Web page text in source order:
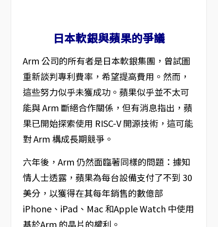
日本軟銀與蘋果的爭議
Arm 公司的所有者是日本軟銀集團，曾試圖
重新談判專利費率，希望提高費用。然而，
這些努力似乎未獲成功。蘋果似乎並不太可
能與 Arm 斷絕合作關係，但有消息指出，蘋
果已開始探索使用 RISC-V 開源技術，這可能
對 Arm 構成長期競爭。
六年後，Arm 仍然面臨著同樣的問題：據知
情人士透露，蘋果為每台設備支付了不到 30
美分，以獲得在其每年銷售的數億部
iPhone、iPad、Mac 和Apple Watch 中使用
基於Arm 的晶片的權利。